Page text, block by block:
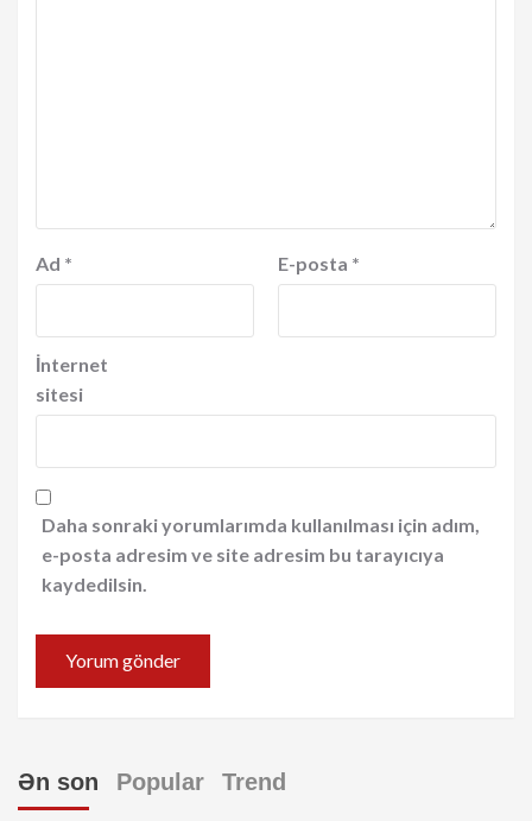
Ad * E-posta *
İnternet
sitesi
Daha sonraki yorumlarımda kullanılması için adım,
e-posta adresim ve site adresim bu tarayıcıya
kaydedilsin.
Ən son Popular Trend